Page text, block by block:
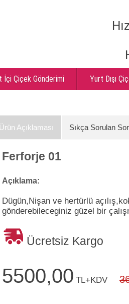
İçi Çiçek Gönderimi Yurt Dışı
Ürün Açıklaması Sıkça Sorulan
Ferforje 01
Açıklama:
Dügün,Nişan ve hertürlü
gönderebileceginiz güzel bir
Ücretsiz Kargo
5500,00 TL+KDV